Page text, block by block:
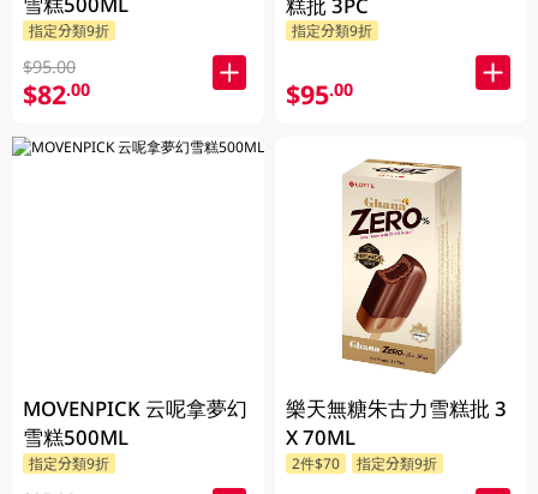
指定分類9折
$95.00
$82.00
MOVENPICK 云呢拿夢幻
雪糕500ML
指定分類9折
糕批 3PC
指定分類9折
$95.00
樂天無糖朱古力雪糕批 3
X 70ML
2件$70 指定分類9折